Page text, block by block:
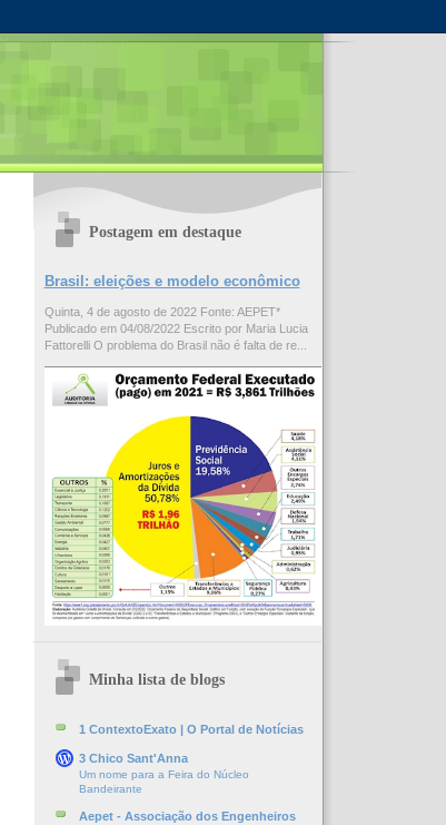
Postagem em destaque
Brasil: eleições e modelo econômico
Quinta, 4 de agosto de 2022 Fonte: AEPET*
Publicado em 04/08/2022 Escrito por Maria Lucia
Fattorelli O problema do Brasil não é falta de re...
Minha lista de blogs
1 ContextoExato | O Portal de Notícias
3 Chico Sant'Anna
Um nome para a Feira do Núcleo
Bandeirante
Aepet - Associação dos Engenheiros